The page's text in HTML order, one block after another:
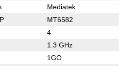
Mediatek
MT6582
4
1.3 GHz
1GO